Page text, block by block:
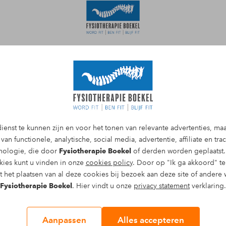
te kunnen zijn en voor het tonen van relevante advertenties,
functionele, analytische, social media, advertentie, affiliate en
die door Fysiotherapie Boekel of derden worden
kunt u vinden in onze cookies policy. Door op "Ik ga akkoord"
het plaatsen van al deze cookies bij bezoek aan deze site of andere
Fysiotherapie Boekel . Hier vindt u onze privacy statementverklaring.
Aanpassen Alles accepteren
Afspraak maken
maken met een
van een